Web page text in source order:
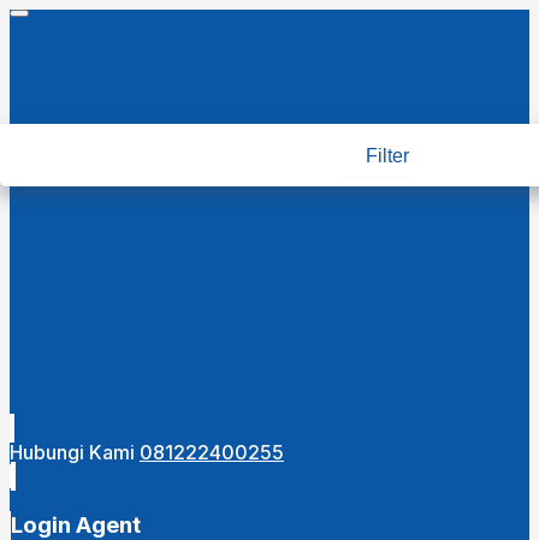
Hubungi Kami 081222400255
Login Agent
Filter